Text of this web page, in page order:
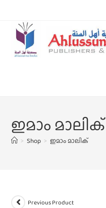
ഇമാം മാലിക്‌
> Shop > ഇമാം മാലിക്‌
Previous Product